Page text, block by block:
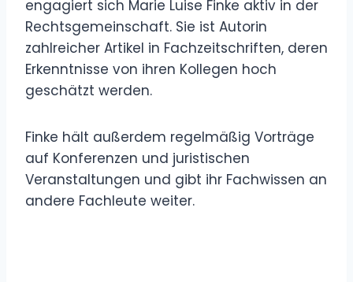
engagiert sich Marie Luise Finke aktiv in der
Rechtsgemeinschaft. Sie ist Autorin
zahlreicher Artikel in Fachzeitschriften, deren
Erkenntnisse von ihren Kollegen hoch
geschätzt werden.
Finke hält außerdem regelmäßig Vorträge
auf Konferenzen und juristischen
Veranstaltungen und gibt ihr Fachwissen an
andere Fachleute weiter.